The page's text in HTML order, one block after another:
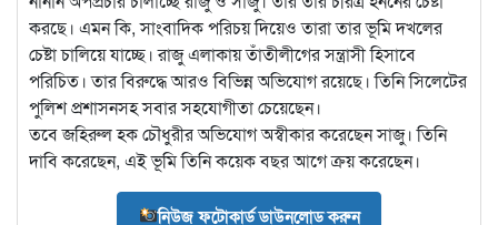
করছে। এমন কি, সাংবাদিক পরিচয় দিয়েও তারা তার ভূমি দখলের
চেষ্টা চালিয়ে যাচ্ছে। রাজু এলাকায় তাঁতীলীগের সন্ত্রাসী হিসাবে
পরিচিত। তার বিরুদ্ধে আরও বিভিন্ন অভিযোগ রয়েছে। তিনি সিলেটের
পুলিশ প্রশাসনসহ সবার সহযোগীতা চেয়েছেন।
তবে জহিরুল হক চৌধুরীর অভিযোগ অস্বীকার করেছেন সাজু। তিনি
দাবি করেছেন, এই ভূমি তিনি কয়েক বছর আগে ক্রয় করেছেন।
নিউজ ফটোকার্ড ডাউনলোড করুন